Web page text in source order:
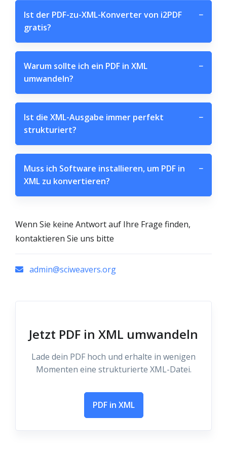
Ist der PDF-zu-XML-Konverter von i2PDF
gratis?
−
Warum sollte ich ein PDF in XML
umwandeln?
−
Ist die XML-Ausgabe immer perfekt
strukturiert?
−
Muss ich Software installieren, um PDF in
XML zu konvertieren?
−
Wenn Sie keine Antwort auf Ihre Frage finden,
kontaktieren Sie uns bitte
admin@sciweavers.org
Jetzt PDF in XML umwandeln
Lade dein PDF hoch und erhalte in wenigen
Momenten eine strukturierte XML-Datei.
PDF in XML